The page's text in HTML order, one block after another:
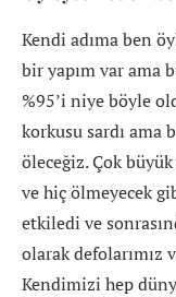
Kendi adıma ben
bir yapım var ama
%95’i niye böyle
korkusu sardı
öleceğiz. Çok
ve hiç ölmeyecek
etkiledi ve
olarak defolarımız
Kendimizi hep